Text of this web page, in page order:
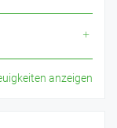
anzeigen